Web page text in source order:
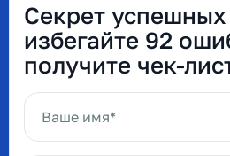
Секрет
избегайте 92
получите чек-